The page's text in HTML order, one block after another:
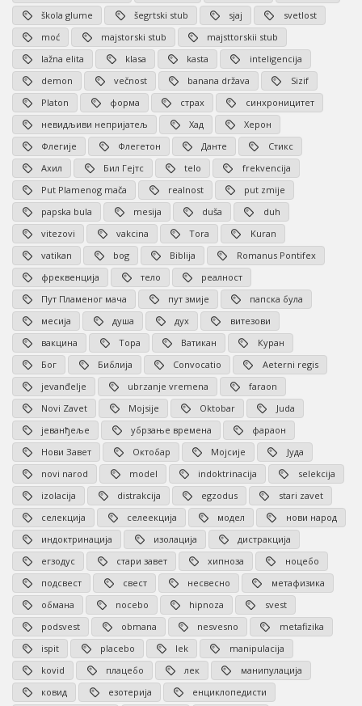
škola glume
šegrtski stub sjaj
svetlost
moć
majstorski stub
majsttorskii stub
lažna elita
klasa kasta
inteligencija
demon
večnost banana država
Sizif
Platon
форма страх
синхроницитет
невидљиви непријатељ
Хад
Херон
Флегије
Флегетон Данте
Стикс
Ахил
Бил Гејтс telo
frekvencija
Put Plamenog mača
realnost
put zmije
papska bula
mesija duša
duh
vitezovi
vakcina Tora
Kuran
vatikan
bog Biblija
Romanus Pontifex
фреквенција
тело
реалност
Пут Пламеног мача
пут змије
папска була
месија
душа дух
витезови
вакцина
Тора Ватикан
Куран
Бог
Библија Convocatio
Aeterni regis
jevanđelje
ubrzanje vremena
faraon
Novi Zavet
Mojsije Oktobar
Juda
јеванђеље
убрзање времена
фараон
Нови Завет
Октобар Мојсије
Јуда
novi narod
model indoktrinacija
selekcija
izolacija
distrakcija egzodus
stari zavet
селекција
селеекција модел
нови народ
индоктринација
изолација
дистракција
егзодус
стари завет хипноза
ноцебо
подсвест
свест несвесно
метафизика
обмана
nocebo hipnoza
svest
podsvest
obmana nesvesno
metafizika
ispit
placebo lek
manipulacija
kovid
плацебо лек
манипулација
ковид
езотерија
енциклопедисти